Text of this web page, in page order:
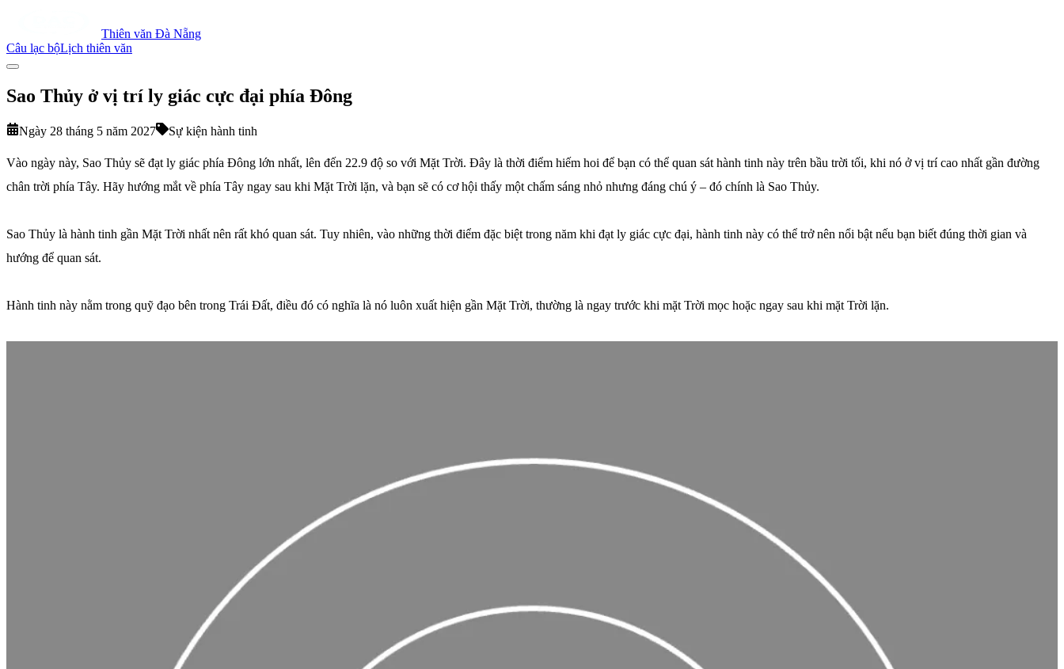
Thiên văn Đà Nẵng
Câu lạc bộLịch thiên văn
Sao Thủy ở vị trí ly giác cực đại phía Đông
Ngày 28 tháng 5 năm 2027 Sự kiện hành tinh
Vào ngày này, Sao Thủy sẽ đạt ly giác phía Đông lớn nhất, lên đến 22.9 độ so với Mặt Trời. Đây là thời điểm hiếm hoi để bạn có thể quan sát hành tinh này trên bầu trời tối, khi nó ở vị trí cao nhất gần đường
chân trời phía Tây. Hãy hướng mắt về phía Tây ngay sau khi Mặt Trời lặn, và bạn sẽ có cơ hội thấy một chấm sáng nhỏ nhưng đáng chú ý – đó chính là Sao Thủy.
Sao Thủy là hành tinh gần Mặt Trời nhất nên rất khó quan sát. Tuy nhiên, vào những thời điểm đặc biệt trong năm khi đạt ly giác cực đại, hành tinh này có thể trở nên nổi bật nếu bạn biết đúng thời gian và
hướng để quan sát.
Hành tinh này nằm trong quỹ đạo bên trong Trái Đất, điều đó có nghĩa là nó luôn xuất hiện gần Mặt Trời, thường là ngay trước khi mặt Trời mọc hoặc ngay sau khi mặt Trời lặn.